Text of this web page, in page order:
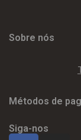
Sobre nós
Métodos de
Siga-nos